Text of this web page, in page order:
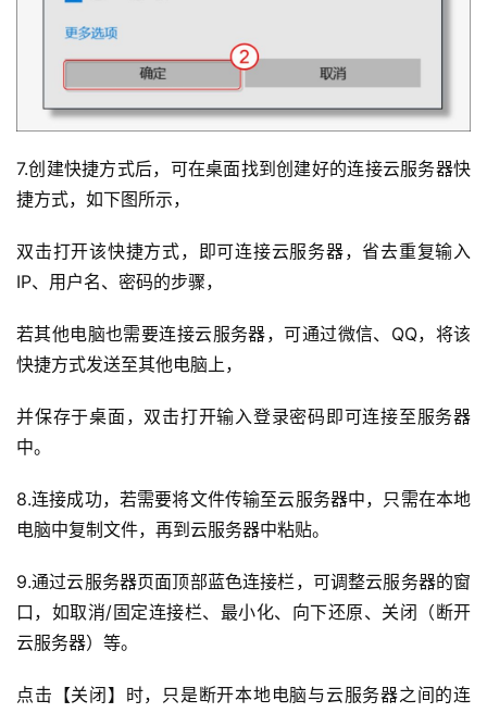
7.创建快捷方式后，可在桌面找到创建好的连接云服务器快
捷方式，如下图所示，
双击打开该快捷方式，即可连接云服务器，省去重复输入
IP、用户名、密码的步骤，
若其他电脑也需要连接云服务器，可通过微信、QQ，将该
快捷方式发送至其他电脑上，
并保存于桌面，双击打开输入登录密码即可连接至服务器
中。
8.连接成功，若需要将文件传输至云服务器中，只需在本地
电脑中复制文件，再到云服务器中粘贴。
9.通过云服务器页面顶部蓝色连接栏，可调整云服务器的窗
口，如取消/固定连接栏、最小化、向下还原、关闭（断开
云服务器）等。
点击【关闭】时，只是断开本地电脑与云服务器之间的连